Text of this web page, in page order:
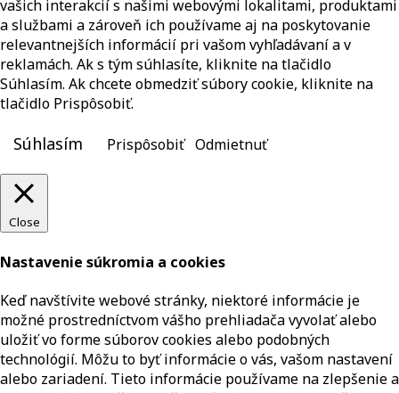
vašich interakcií s našimi webovými lokalitami, produktami
a službami a zároveň ich používame aj na poskytovanie
relevantnejších informácií pri vašom vyhľadávaní a v
reklamách. Ak s tým súhlasíte, kliknite na tlačidlo
Súhlasím. Ak chcete obmedziť súbory cookie, kliknite na
tlačidlo Prispôsobiť.
Súhlasím Prispôsobiť Odmietnuť
Close
Nastavenie súkromia a cookies
Keď navštívite webové stránky, niektoré informácie je
možné prostredníctvom vášho prehliadača vyvolať alebo
uložiť vo forme súborov cookies alebo podobných
technológií. Môžu to byť informácie o vás, vašom nastavení
alebo zariadení. Tieto informácie používame na zlepšenie a